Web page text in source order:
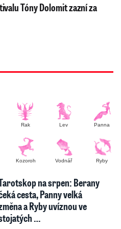
Tóny Dolomit zazní za
Rak Lev Panna
Kozoroh Vodnář Ryby
na srpen: Berany
cesta, Panny velká
a Ryby uvíznou ve
…